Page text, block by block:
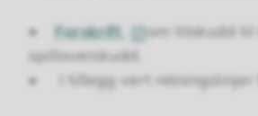
•Forskrift
om tilskudd
spilloverskudd.
• I tillegg vert retningslinjer